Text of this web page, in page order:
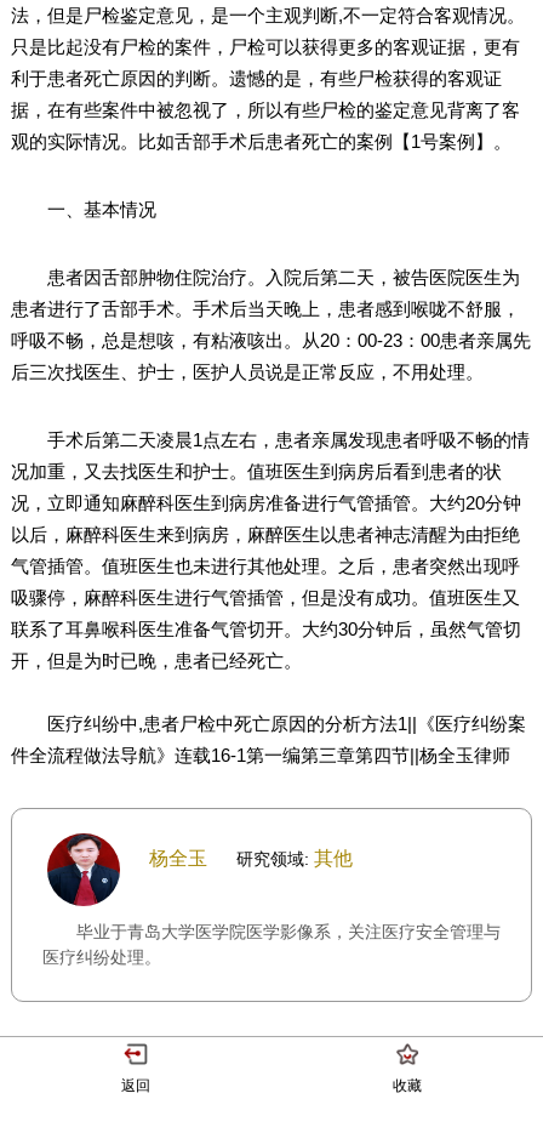
法，但是尸检鉴定意见，是一个主观判断,不一定符合客观情况。
只是比起没有尸检的案件，尸检可以获得更多的客观证据，更有
利于患者死亡原因的判断。遗憾的是，有些尸检获得的客观证
据，在有些案件中被忽视了，所以有些尸检的鉴定意见背离了客
观的实际情况。比如舌部手术后患者死亡的案例【1号案例】。
一、基本情况
患者因舌部肿物住院治疗。入院后第二天，被告医院医生为
患者进行了舌部手术。手术后当天晚上，患者感到喉咙不舒服，
呼吸不畅，总是想咳，有粘液咳出。从20：00-23：00患者亲属先
后三次找医生、护士，医护人员说是正常反应，不用处理。
手术后第二天凌晨1点左右，患者亲属发现患者呼吸不畅的情
况加重，又去找医生和护士。值班医生到病房后看到患者的状
况，立即通知麻醉科医生到病房准备进行气管插管。大约20分钟
以后，麻醉科医生来到病房，麻醉医生以患者神志清醒为由拒绝
气管插管。值班医生也未进行其他处理。之后，患者突然出现呼
吸骤停，麻醉科医生进行气管插管，但是没有成功。值班医生又
联系了耳鼻喉科医生准备气管切开。大约30分钟后，虽然气管切
开，但是为时已晚，患者已经死亡。
医疗纠纷中,患者尸检中死亡原因的分析方法1||《医疗纠纷案
件全流程做法导航》连载16-1第一编第三章第四节||杨全玉律师
杨全玉 研究领域: 其他
毕业于青岛大学医学院医学影像系，关注医疗安全管理与
医疗纠纷处理。
返回 收藏